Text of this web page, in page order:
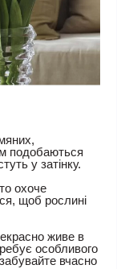
подобаються
у затінку.
охоче
щоб рослині
живе в
особливого
вчасно